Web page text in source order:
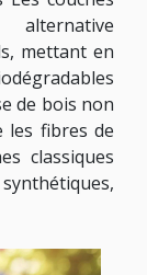
mettant en
de bois non
les fibres de
classiques